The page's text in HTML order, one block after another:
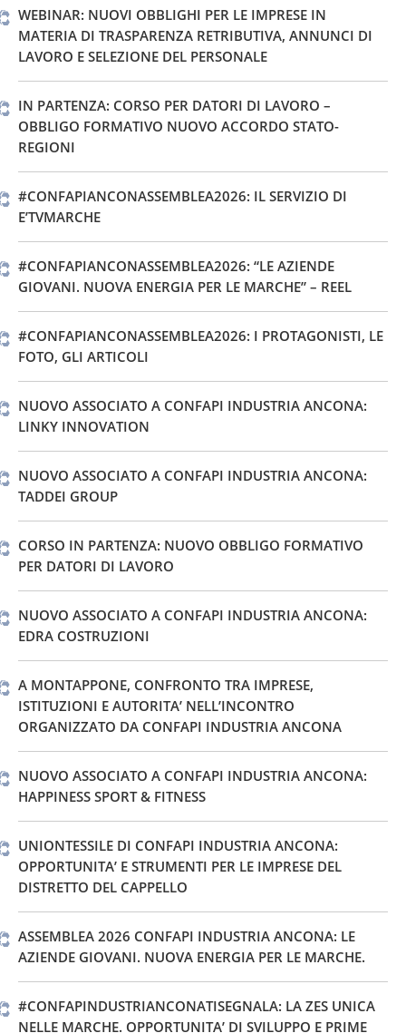
WEBINAR: NUOVI OBBLIGHI PER LE IMPRESE IN
MATERIA DI TRASPARENZA RETRIBUTIVA, ANNUNCI DI
LAVORO E SELEZIONE DEL PERSONALE
IN PARTENZA: CORSO PER DATORI DI LAVORO –
OBBLIGO FORMATIVO NUOVO ACCORDO STATO-
REGIONI
#CONFAPIANCONASSEMBLEA2026: IL SERVIZIO DI
E’TVMARCHE
#CONFAPIANCONASSEMBLEA2026: “LE AZIENDE
GIOVANI. NUOVA ENERGIA PER LE MARCHE” – REEL
#CONFAPIANCONASSEMBLEA2026: I PROTAGONISTI, LE
FOTO, GLI ARTICOLI
NUOVO ASSOCIATO A CONFAPI INDUSTRIA ANCONA:
LINKY INNOVATION
NUOVO ASSOCIATO A CONFAPI INDUSTRIA ANCONA:
TADDEI GROUP
CORSO IN PARTENZA: NUOVO OBBLIGO FORMATIVO
PER DATORI DI LAVORO
NUOVO ASSOCIATO A CONFAPI INDUSTRIA ANCONA:
EDRA COSTRUZIONI
A MONTAPPONE, CONFRONTO TRA IMPRESE,
ISTITUZIONI E AUTORITA’ NELL’INCONTRO
ORGANIZZATO DA CONFAPI INDUSTRIA ANCONA
NUOVO ASSOCIATO A CONFAPI INDUSTRIA ANCONA:
HAPPINESS SPORT & FITNESS
UNIONTESSILE DI CONFAPI INDUSTRIA ANCONA:
OPPORTUNITA’ E STRUMENTI PER LE IMPRESE DEL
DISTRETTO DEL CAPPELLO
ASSEMBLEA 2026 CONFAPI INDUSTRIA ANCONA: LE
AZIENDE GIOVANI. NUOVA ENERGIA PER LE MARCHE.
#CONFAPINDUSTRIANCONATISEGNALA: LA ZES UNICA
NELLE MARCHE. OPPORTUNITA’ DI SVILUPPO E PRIME